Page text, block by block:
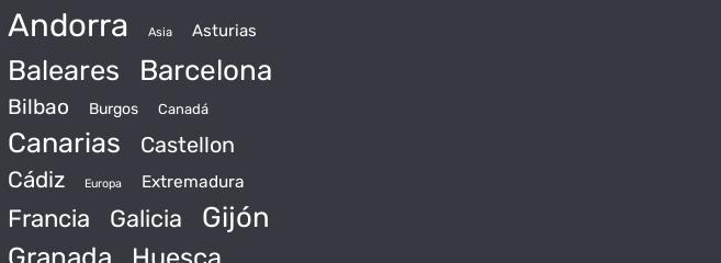
Andorra Asia Asturias
Baleares Barcelona
Bilbao Burgos Canadá
Canarias
Castellon
Cádiz
Europa Extremadura
Francia Galicia Gijón